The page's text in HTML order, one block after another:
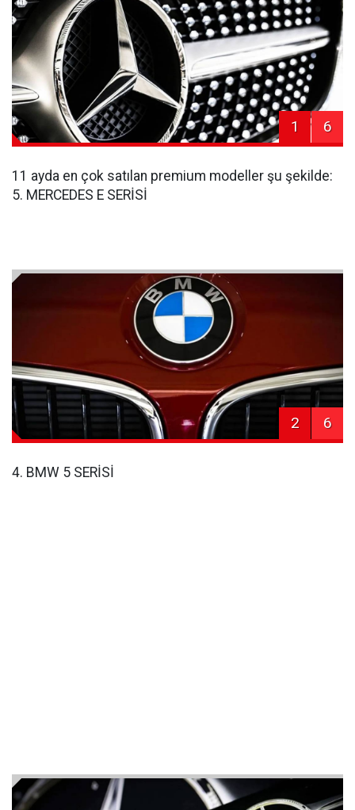
1 6
11 ayda en çok satılan premium modeller şu şekilde:
5. MERCEDES E SERİSİ
2 6
4. BMW 5 SERİSİ